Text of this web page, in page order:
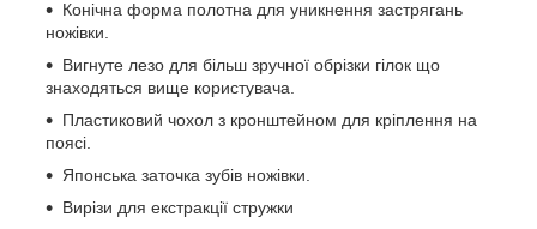
Конічна форма полотна для уникнення застрягань
ножівки.
Вигнуте лезо для більш зручної обрізки гілок що
знаходяться вище користувача.
Пластиковий чохол з кронштейном для кріплення на
поясі.
Японська заточка зубів ножівки.
Вирізи для екстракції стружки